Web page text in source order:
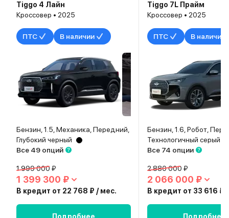
Tiggo 4 Лайн
Кроссовер • 2025
ПТС В наличии
Бензин, 1.5, Механика, Передний,
Глубокий черный
Все 49 опций
1 999 000 ₽
1 399 300 ₽
В кредит от 22 768 ₽ / мес.
Tiggo 7L Прайм
Кроссовер • 2025
ПТС В наличии
Бензин, 1.6, Робот,
Технологичный серый
Все 74 опции
2 880 000 ₽
2 066 000 ₽
В кредит от 33 616 ₽